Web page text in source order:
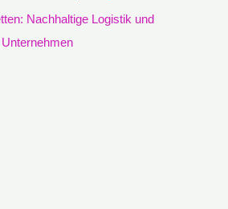
Nachhaltige Logistik und